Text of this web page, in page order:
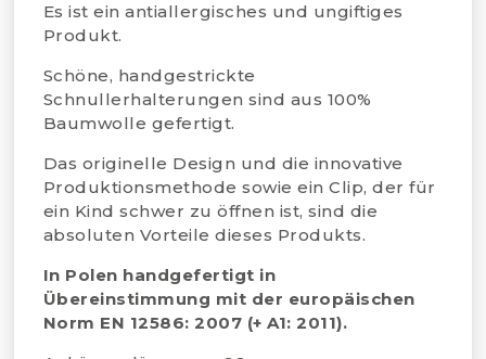
Es ist ein antiallergisches und ungiftiges
Produkt.
Schöne, handgestrickte
Schnullerhalterungen sind aus 100%
Baumwolle gefertigt.
Das originelle Design und die innovative
Produktionsmethode sowie ein Clip, der für
ein Kind schwer zu öffnen ist, sind die
absoluten Vorteile dieses Produkts.
In Polen handgefertigt in
Übereinstimmung mit der europäischen
Norm EN 12586: 2007 (+ A1: 2011).